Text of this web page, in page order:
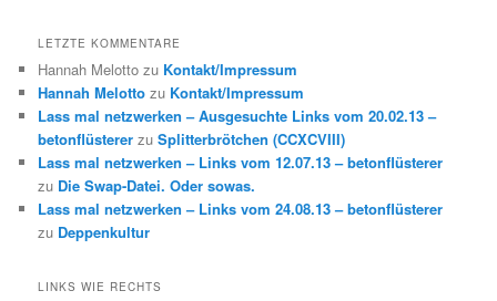
LETZTE KOMMENTARE
Hannah Melotto zu Kontakt/Impressum
Hannah Melotto zu Kontakt/Impressum
Lass mal netzwerken – Ausgesuchte Links vom 20.02.13 –
betonflüsterer zuSplitterbrötchen (CCXCVIII)
Lass mal netzwerken – Links vom 12.07.13 – betonflüsterer
zu Die Swap-Datei. Oder sowas.
Lass mal netzwerken – Links vom 24.08.13 – betonflüsterer
zu Deppenkultur
LINKS WIE RECHTS